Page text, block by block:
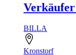
BILLA
Kronstorf